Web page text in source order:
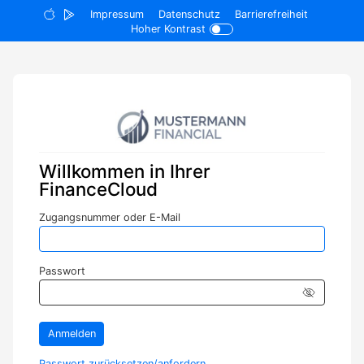
Impressum Datenschutz
Barrierefreiheit
Hoher Kontrast
Willkommen in Ihrer
FinanceCloud
Eingabe zur Suche
Zugangsnummer oder E-Mail
Eingabe zur Suche
Passwort
Icon
Anmelden